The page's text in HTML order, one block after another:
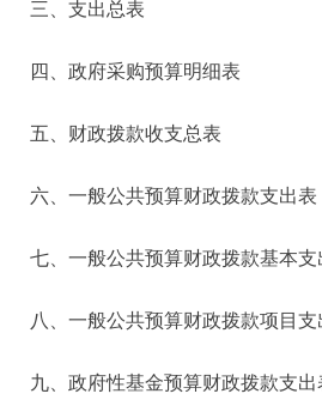
三、支出总表
四、政府采购预算明细表
五、财政拨款收支总表
六、一般公共预算财政拨款支出表
七、一般公共预算财政拨款基本支
八、一般公共预算财政拨款项目支
九、政府性基金预算财政拨款支出